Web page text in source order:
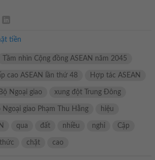
tiền
Tầm nhìn Cộng đồng ASEAN năm 2045
cao ASEAN lần thứ 48 Hợp tác ASEAN
Ngoại giao xung đột Trung Đông
giao Phạm Thu Hằng hiệu
qua đất nhiều nghỉ Cập
thức chặt cao